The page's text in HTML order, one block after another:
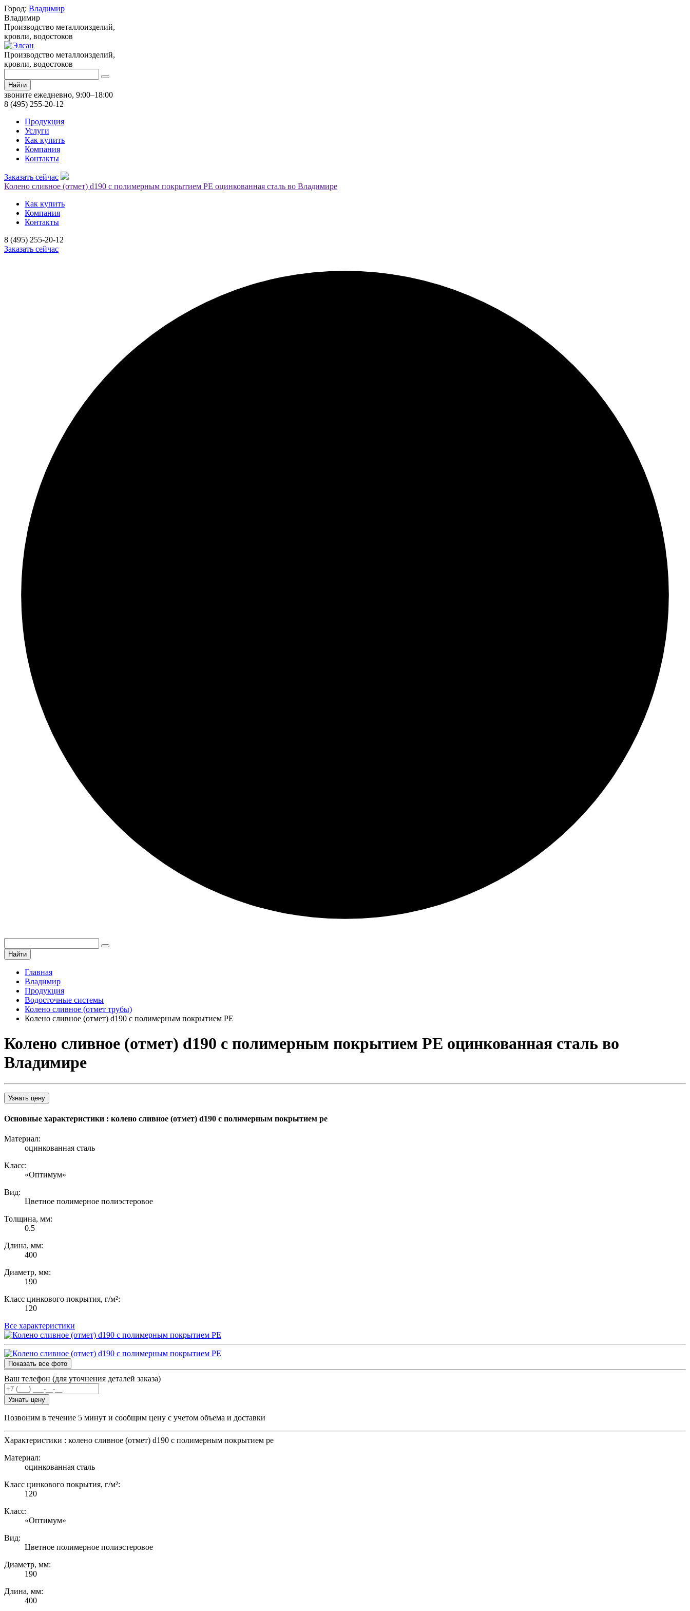
Город: Владимир
Владимир
Производство металлоизделий,
кровли, водостоков
Производство металлоизделий,
кровли, водостоков
Найти
звоните ежедневно, 9:00–18:00
8 (495) 255-20-12
Продукция
Услуги
Как купить
Компания
Контакты
Заказать сейчас
Колено сливное (отмет) d190 с полимерным покрытием PE оцинкованная сталь во Владимире
Как купить
Компания
Контакты
8 (495) 255-20-12
Заказать сейчас
Найти
Главная
Владимир
Продукция
Водосточные системы
Колено сливное (отмет трубы)
Колено сливное (отмет) d190 с полимерным покрытием PE
Колено сливное (отмет) d190 с полимерным покрытием PE оцинкованная сталь во
Владимире
Узнать цену
Основные характеристики : колено сливное (отмет) d190 с полимерным покрытием pe
Материал:
оцинкованная сталь
Класс:
«Оптимум»
Вид:
Цветное полимерное полиэстеровое
Толщина, мм:
0.5
Длина, мм:
400
Диаметр, мм:
190
Класс цинкового покрытия, г/м²:
120
Все характеристики
Показать все фото
Ваш телефон (для уточнения деталей заказа)
Узнать цену
Позвоним в течение 5 минут и сообщим цену с учетом объема и доставки
Характеристики : колено сливное (отмет) d190 с полимерным покрытием pe
Материал:
оцинкованная сталь
Класс цинкового покрытия, г/м²:
120
Класс:
«Оптимум»
Вид:
Цветное полимерное полиэстеровое
Диаметр, мм:
190
Длина, мм:
400